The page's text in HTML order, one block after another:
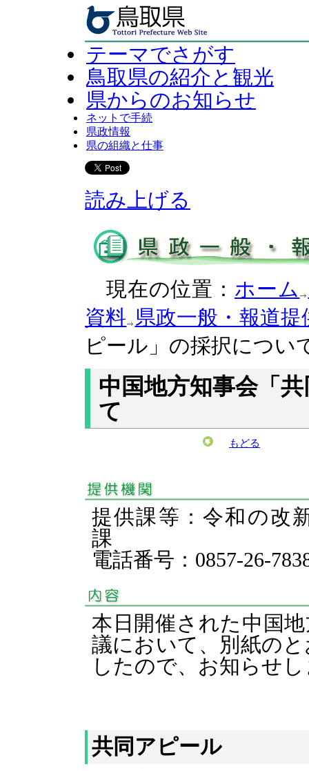
テーマでさがす
鳥取県の紹介と観光
県からのお知らせ
ネットで手続
県政情報
県の組織と仕事
読み上げる
現在の位置： ホーム
資料 県政一般・報道提
ピール」の採択につい
中国地方知事会「
て
もどる
提供課等：令和の改
課
電話番号：0857-26-
本日開催された中国
議において、別紙の
したので、お知らせ
共同アピール